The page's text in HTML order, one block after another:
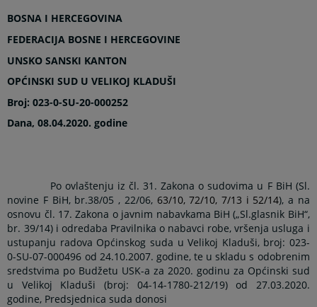
BOSNA I HERCEGOVINA
FEDERACIJA BOSNE I HERCEGOVINE
UNSKO SANSKI KANTON
OPĆINSKI SUD U VELIKOJ KLADUŠI
Broj: 023-0-SU-20-000252
Dana, 08.04.2020. godine
Po ovlaštenju iz čl. 31. Zakona o sudovima u F BiH (Sl.
novine F BiH, br.38/05 , 22/06, 63/10, 72/10, 7/13 i 52/14), a na
osnovu čl. 17. Zakona o javnim nabavkama BiH („Sl.glasnik BiH“,
br. 39/14) i odredaba Pravilnika o nabavci robe, vršenja usluga i
ustupanju radova Općinskog suda u Velikoj Kladuši, broj: 023-
0-SU-07-000496 od 24.10.2007. godine, te u skladu s odobrenim
sredstvima po Budžetu USK-a za 2020. godinu za Općinski sud
u Velikoj Kladuši (broj: 04-14-1780-212/19) od 27.03.2020.
godine, Predsjednica suda donosi